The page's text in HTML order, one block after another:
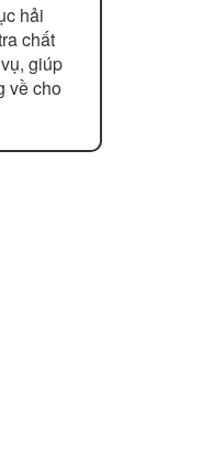
hải
chất
giúp
về cho